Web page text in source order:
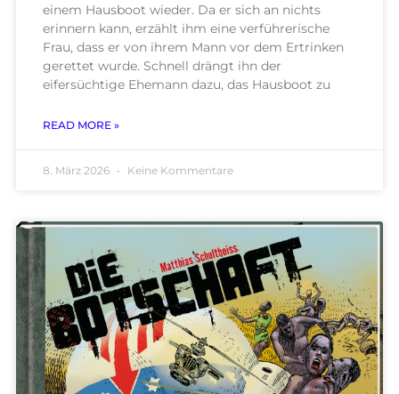
einem Hausboot wieder. Da er sich an nichts
erinnern kann, erzählt ihm eine verführerische
Frau, dass er von ihrem Mann vor dem Ertrinken
gerettet wurde. Schnell drängt ihn der
eifersüchtige Ehemann dazu, das Hausboot zu
READ MORE »
8. März 2026 Keine Kommentare